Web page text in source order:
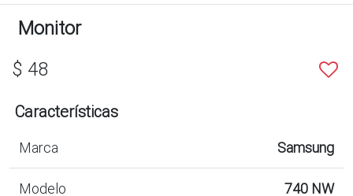
Monitor
$ 48
Características
Marca Samsung
Modelo 740 NW